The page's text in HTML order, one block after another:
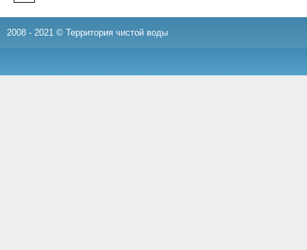
2008 - 2021 © Территория чистой воды